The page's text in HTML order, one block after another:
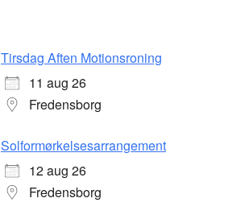
Tirsdag Aften Motionsroning
11 aug 26
Fredensborg
Solformørkelsesarrangement
12 aug 26
Fredensborg